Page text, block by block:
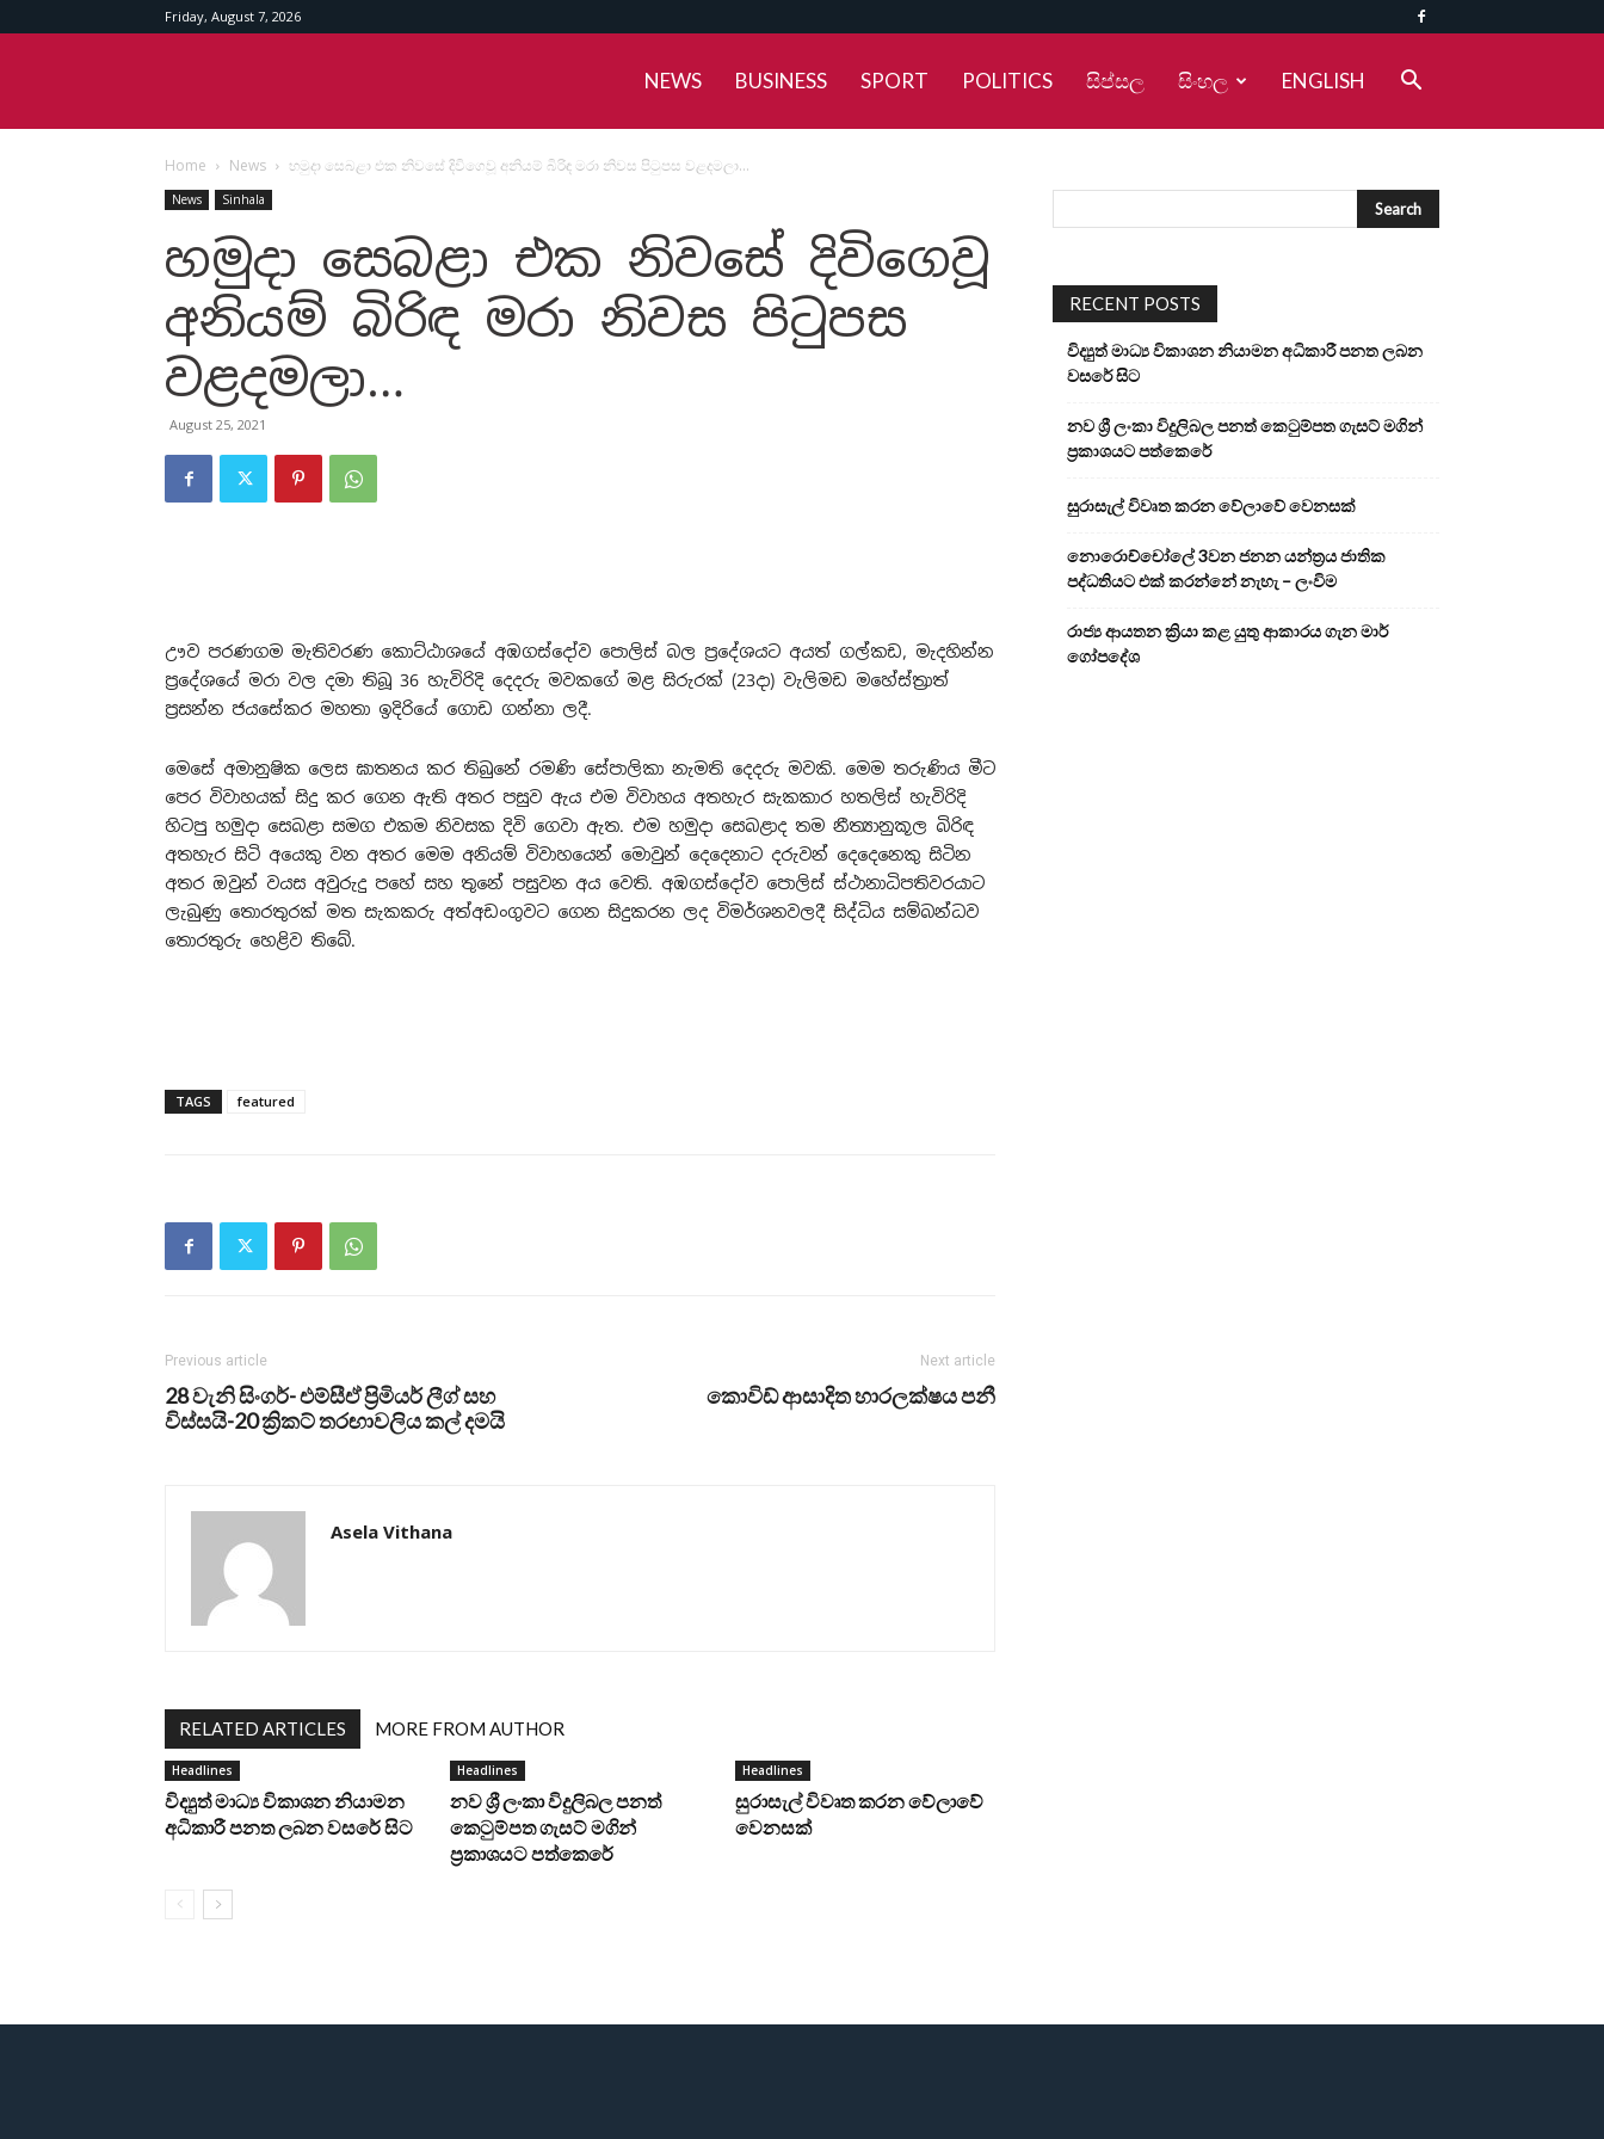
Friday, August 7, 2026
Times
NEWS BUSINESS SPORT POLITICS සිප්සල සිංහල ENGLISH
Home News හමුදා සෙබළා එක නිවසේ දිවිගෙවූ අනියම් බිරිඳ මරා නිවස පිටුපස වළදමලා…
News Sinhala
හමුදා සෙබළා එක නිවසේ දිවිගෙවූ
අනියම් බිරිඳ මරා නිවස පිටුපස
වළදමලා…
August 25, 2021
ඌව පරණගම මැතිවරණ කොට්ඨාශයේ අඹගස්දෝව පොලිස් බල ප‍්‍රදේශයට අයත් ගල්කඩ, මැදහින්න
ප‍්‍රදේශයේ මරා වල දමා තිබූ 36 හැවිරිදි දෙදරු මවකගේ මළ සිරුරක් (23දා) වැලිමඩ මහේස්ත‍්‍රාත්
ප‍්‍රසන්න ජයසේකර මහතා ඉදිරියේ ගොඩ ගන්නා ලදී.
මෙසේ අමානුෂික ලෙස ඝාතනය කර තිබුනේ රමණි සේපාලිකා නැමති දෙදරු මවකි. මෙම තරුණිය මීට
පෙර විවාහයක් සිදු කර ගෙන ඇති අතර පසුව ඇය එම විවාහය අතහැර සැකකාර හතලිස් හැවිරිදි
හිටපු හමුදා සෙබළා සමග එකම නිවසක දිවි ගෙවා ඇත. එම හමුදා සෙබළාද තම නීත්‍යානුකූල බිරිඳ
අතහැර සිටි අයෙකු වන අතර මෙම අනියම් විවාහයෙන් මොවුන් දෙදෙනාට දරුවන් දෙදෙනෙකු සිටින
අතර ඔවුන් වයස අවුරුදු පහේ සහ තුනේ පසුවන අය වෙති. අඹගස්දෝව පොලිස් ස්ථානාධිපතිවරයාට
ලැබුණු තොරතුරක් මත සැකකරු අත්අඩංගුවට ගෙන සිදුකරන ලද විමර්ශනවලදී සිද්ධිය සම්බන්ධව
තොරතුරු හෙළිව තිබේ.
TAGS featured
Previous article
28 වැනි සිංගර්- එම්සීඒ ප්‍රිමියර් ලීග් සහ
විස්සයි-20 ක්‍රිකට් තරඟාවලිය කල් දමයි
Next article
කොවිඩ් ආසාදිත හාරලක්ෂය පනී
Asela Vithana
RELATED ARTICLES MORE FROM AUTHOR
Headlines
විද්‍යුත් මාධ්‍ය විකාශන නියාමන
අධිකාරී පනත ලබන වසරේ සිට
Headlines
නව ශ්‍රී ලංකා විදුලිබල පනත්
කෙටුම්පත ගැසට් මගින්
ප්‍රකාශයට පත්කෙරේ
Headlines
සුරාසැල් විවෘත කරන වේලාවේ
වෙනසක්
RECENT POSTS
විද්‍යුත් මාධ්‍ය විකාශන නියාමන අධිකාරී පනත ලබන
වසරේ සිට
නව ශ්‍රී ලංකා විදුලිබල පනත් කෙටුම්පත ගැසට් මගින්
ප්‍රකාශයට පත්කෙරේ
සුරාසැල් විවෘත කරන වේලාවේ වෙනසක්
නොරොච්චෝලේ 3වන ජනන යන්ත්‍රය ජාතික
පද්ධතියට එක් කරන්නේ නැහැ – ලංවිම
රාජ්‍ය ආයතන ක්‍රියා කළ යුතු ආකාරය ගැන මාර්
ගෝපදේශ